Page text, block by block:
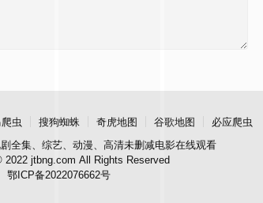
虫 搜狗蜘蛛 奇虎地图 谷歌地图
必应爬虫
全集、综艺、动漫、高清未删减电影在线观看
2022 jtbng.com All Rights Reserved
鄂ICP备2022076662号